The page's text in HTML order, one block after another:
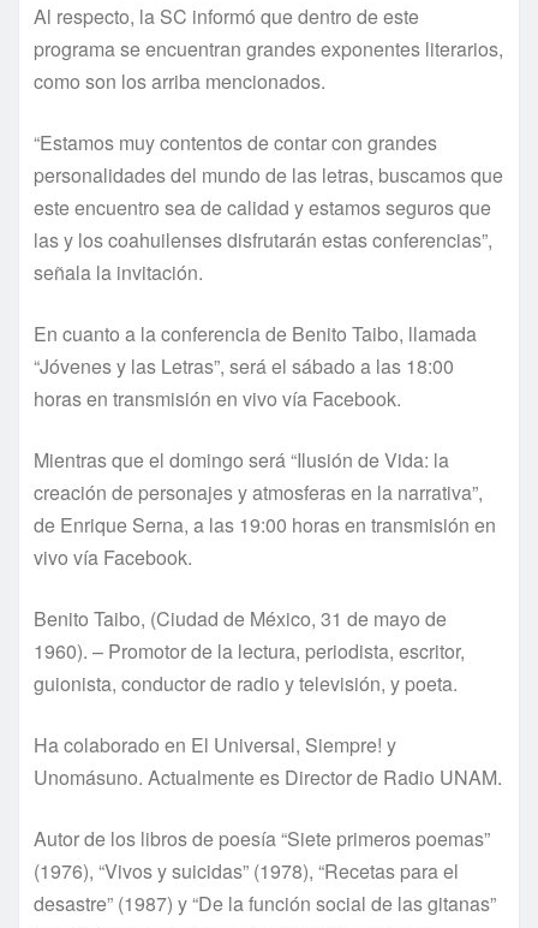
Al respecto, la SC informó que dentro de este
programa se encuentran grandes exponentes literarios,
como son los arriba mencionados.
“Estamos muy contentos de contar con grandes
personalidades del mundo de las letras, buscamos que
este encuentro sea de calidad y estamos seguros que
las y los coahuilenses disfrutarán estas conferencias”,
señala la invitación.
En cuanto a la conferencia de Benito Taibo, llamada
“Jóvenes y las Letras”, será el sábado a las 18:00
horas en transmisión en vivo vía Facebook.
Mientras que el domingo será “Ilusión de Vida: la
creación de personajes y atmosferas en la narrativa”,
de Enrique Serna, a las 19:00 horas en transmisión en
vivo vía Facebook.
Benito Taibo, (Ciudad de México, 31 de mayo de
1960). – Promotor de la lectura, periodista, escritor,
guionista, conductor de radio y televisión, y poeta.
Ha colaborado en El Universal, Siempre! y
Unomásuno. Actualmente es Director de Radio UNAM.
Autor de los libros de poesía “Siete primeros poemas”
(1976), “Vivos y suicidas” (1978), “Recetas para el
desastre” (1987) y “De la función social de las gitanas”